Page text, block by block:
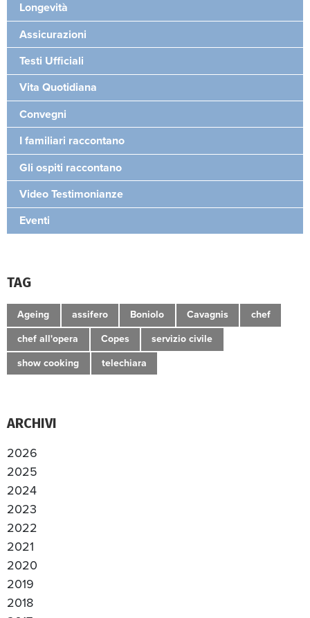
Longevità
Assicurazioni
Testi Ufficiali
Vita Quotidiana
Convegni
I familiari raccontano
Gli ospiti raccontano
Video Testimonianze
Eventi
TAG
Ageing assifero Boniolo Cavagnis chef
chef all'opera Copes servizio civile
show cooking telechiara
ARCHIVI
2026
2025
2024
2023
2022
2021
2020
2019
2018